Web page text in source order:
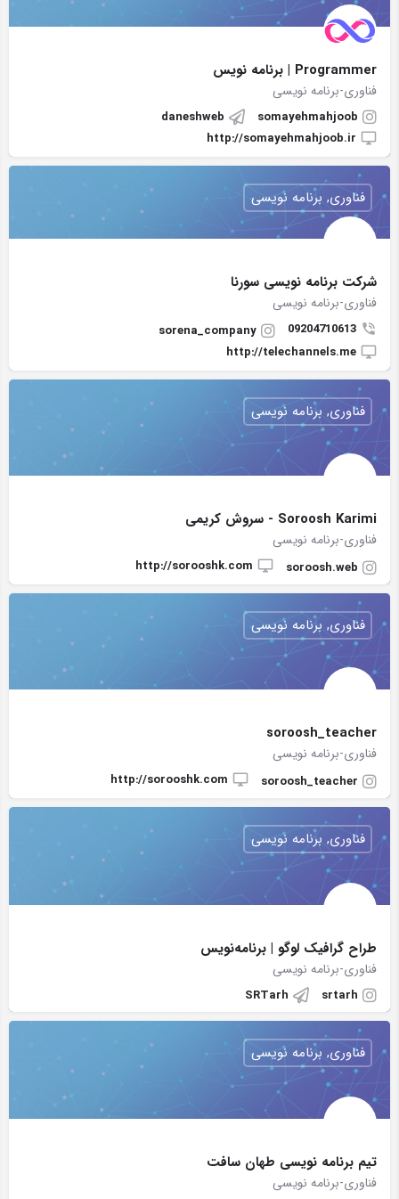
Programmer | برنامه نویس
فناوری-برنامه نویسی
somayehmahjoob
daneshweb
http://somayehmahjoob.ir
شرکت برنامه نویسی سورنا
فناوری-برنامه نویسی
09204710613
sorena_company
http://telechannels.me
فناوری, برنامه نویسی
Soroosh Karimi - سروش کریمی
فناوری-برنامه نویسی
soroosh.web
http://sorooshk.com
فناوری, برنامه نویسی
soroosh_teacher
فناوری-برنامه نویسی
soroosh_teacher
http://sorooshk.com
فناوری, برنامه نویسی
طراح گرافیک لوگو | برنامه‌نویس
فناوری-برنامه نویسی
srtarh
SRTarh
فناوری, برنامه نویسی
تیم برنامه نویسی طهان سافت
فناوری-برنامه نویسی
فناوری, برنامه نویسی